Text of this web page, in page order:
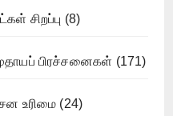
சிறப்பு (8)
பிரச்சனைகள் (171)
உரிமை (24)